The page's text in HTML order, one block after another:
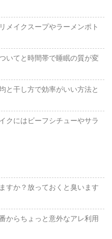
メイクスープやラーメンポト
いてと時間帯で睡眠の質が変
と干し方で効率がいい方法と
クにはビーフシチューやサラ
すか？放っておくと臭います
からちょっと意外なアレ利用